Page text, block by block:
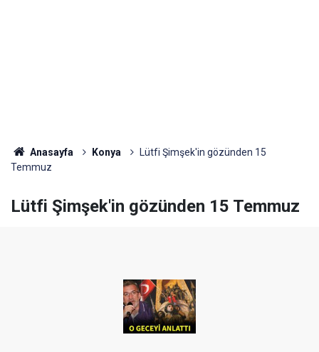
Anasayfa Konya
Lütfi Şimşek'in gözünden 15
Temmuz
Lütfi Şimşek'in gözünden 15 Temmuz